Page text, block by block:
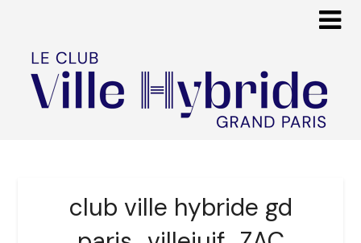
club ville hybride gd